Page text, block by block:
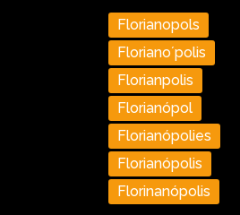
Florianopols
Floriano´polis
Florianpolis
Florianópol
Florianópolies
Florianópolis
Florinanópolis